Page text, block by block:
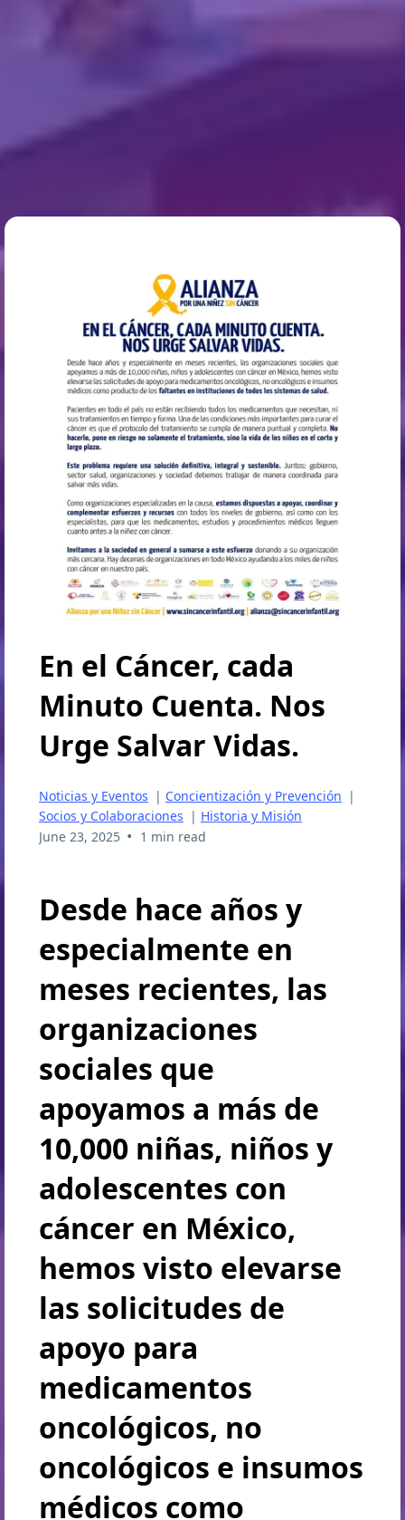
En el Cáncer, cada
Minuto Cuenta. Nos
Urge Salvar Vidas.
Noticias y Eventos | Concientización y Prevención |
Socios y Colaboraciones | Historia y Misión
June 23, 2025 • 1 min read
Desde hace años y
especialmente en
meses recientes, las
organizaciones
sociales que
apoyamos a más de
10,000 niñas, niños y
adolescentes con
cáncer en México,
hemos visto elevarse
las solicitudes de
apoyo para
medicamentos
oncológicos, no
oncológicos e insumos
médicos como